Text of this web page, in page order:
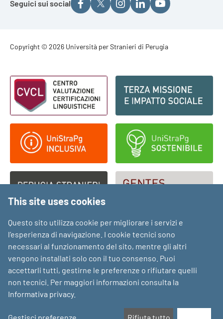
Seguici sui social
Footer - Copyright
Copyright © 2026 Università per Stranieri di Perugia
Footer - Loghi
This site uses cookies
Questo sito utilizza cookie per migliorare i servizi e
l’esperienza di navigazione. I cookie tecnici sono
necessari al funzionamento del sito, mentre gli altri
vengono installati solo con il tuo consenso. Puoi
accettarli tutti, gestirne le preferenze o rifiutare quelli
non tecnici. Per maggiori informazioni consulta la
Informativa privacy.
Gestisci preferenze Rifiuta tutto